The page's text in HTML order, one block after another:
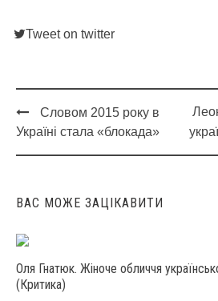
Tweet on twitter
Post
navigation
Словом 2015 року в
Україні стала «блокада»
ВАС МОЖЕ ЗАЦІКАВИТИ
Оля Гнатюк. Жіноче обличчя
(Критика)